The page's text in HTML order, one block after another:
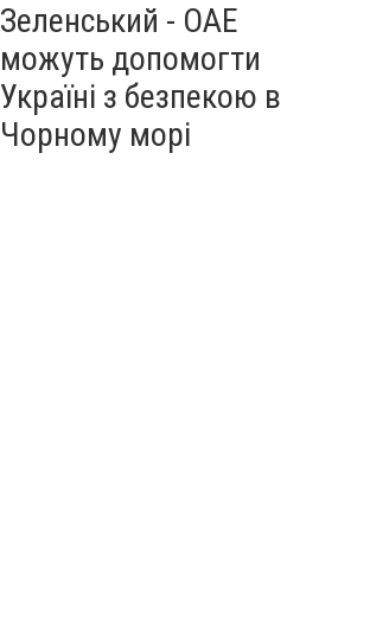
Зеленський - ОАЕ
можуть допомогти
Україні з безпекою в
Чорному морі